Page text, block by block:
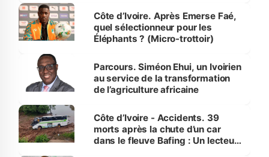
Côte d’Ivoire. Après Emerse Faé,
quel sélectionneur pour les
Éléphants ? (Micro-trottoir)
Parcours. Siméon Ehui, un Ivoirien
au service de la transformation
de l’agriculture africaine
Côte d’Ivoire - Accidents. 39
morts après la chute d’un car
dans le fleuve Bafing : Un lecteur